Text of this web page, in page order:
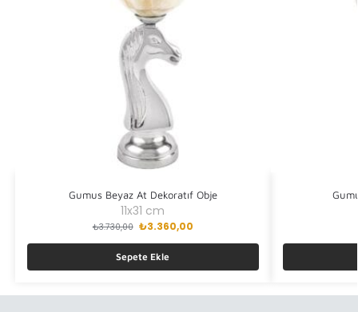
Gumus Beyaz At Dekoratıf Obje
11x31 cm
₺3.730,00 ₺3.360,00
Sepete Ekle